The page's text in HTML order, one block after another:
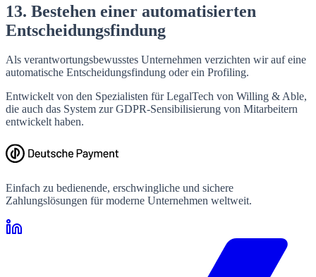
13. Bestehen einer automatisierten
Entscheidungsfindung
Als verantwortungsbewusstes Unternehmen verzichten wir auf eine
automatische Entscheidungsfindung oder ein Profiling.
Entwickelt von den Spezialisten für LegalTech von Willing & Able,
die auch das System zur GDPR-Sensibilisierung von Mitarbeitern
entwickelt haben.
Einfach zu bedienende, erschwingliche und sichere
Zahlungslösungen für moderne Unternehmen weltweit.